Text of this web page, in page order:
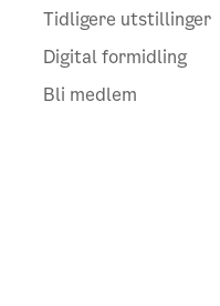
Tidligere utstillinger
Digital formidling
Bli medlem